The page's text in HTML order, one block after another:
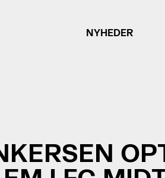
NYHEDER